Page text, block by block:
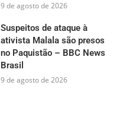
9 de agosto de 2026
Suspeitos de ataque à
ativista Malala são presos
no Paquistão – BBC News
Brasil
9 de agosto de 2026